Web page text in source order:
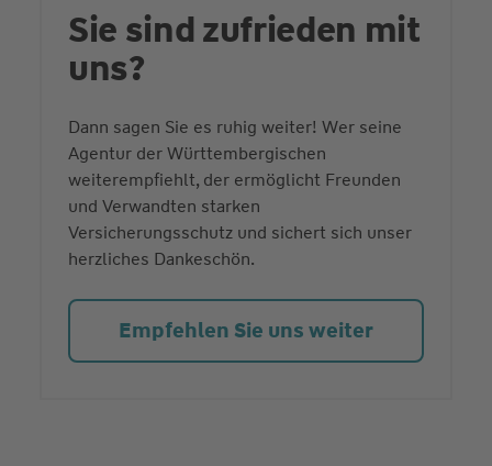
Sie sind zufrieden mit
uns?
Dann sagen Sie es ruhig weiter! Wer seine
Agentur der Württembergischen
weiterempfiehlt, der ermöglicht Freunden
und Verwandten starken
Versicherungsschutz und sichert sich unser
herzliches Dankeschön.
Empfehlen Sie uns weiter